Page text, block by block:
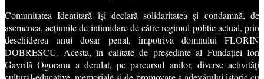
Comunitatea Identitară își declară solidaritatea și condamnă, de
asemenea, acțiunile de intimidare de către regimul politic actual, prin
deschiderea unui dosar penal, împotriva domnului FLORIN
DOBRESCU. Acesta, în calitate de președinte al Fundației Ion
Gavrilă Ogoranu a derulat, pe parcursul anilor, diverse activități